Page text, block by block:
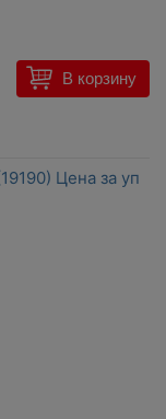
В корзину
Цена за уп